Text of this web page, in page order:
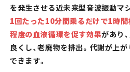
を発生させる近未来型音波振動マ
1回たった10分間乗るだけで1時
程度の血液循環を促す効果があり
良くし、老廃物を排出。代謝が上
できます。